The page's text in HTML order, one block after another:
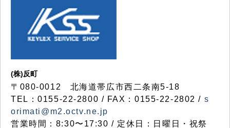
(株)反町
〒080-0012 北海道帯広市西二条南5-18
TEL：0155-22-2800 / FAX：0155-22-2802 / s
orimati@m2.octv.ne.jp
営業時間：8:30〜17:30 / 定休日：日曜日・祝祭